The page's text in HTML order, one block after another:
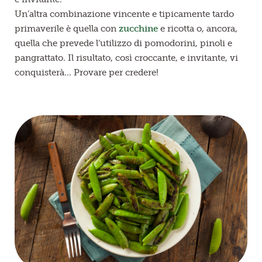
Un’altra combinazione vincente e tipicamente tardo
primaverile è quella con zucchine e ricotta o, ancora,
quella che prevede l’utilizzo di pomodorini, pinoli e
pangrattato. Il risultato, così croccante, e invitante, vi
conquisterà... Provare per credere!